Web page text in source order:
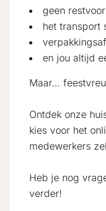
geen
het transport
en jou altijd
Maar…
Ontdek onze
kies voor het
medewerkers
Heb je nog
verder!